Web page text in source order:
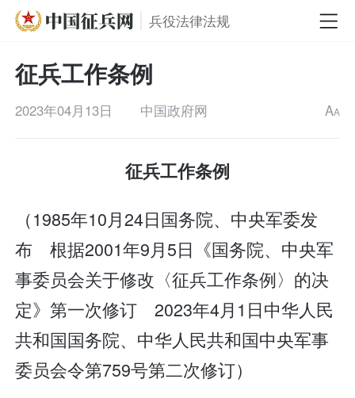
兵役法律法规
征兵工作条例
2023年04月13日 中国政府网 AA
征兵工作条例
（1985年10月24日国务院、中央军委发
布 根据2001年9月5日《国务院、中央军
事委员会关于修改〈征兵工作条例〉的决
定》第一次修订 2023年4月1日中华人民
共和国国务院、中华人民共和国中央军事
委员会令第759号第二次修订）